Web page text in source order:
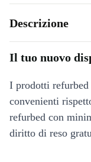
Descrizione
Il tuo nuovo
I prodotti
convenienti
refurbed con
diritto di reso